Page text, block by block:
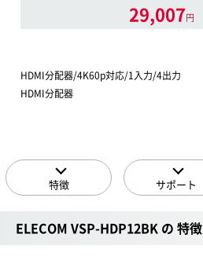
29,007円
HDMI分配器/4K60p対応/1入力/4出力
HDMI分配器
特徴 サポート
ELECOM VSP-HDP12BK の 特徴